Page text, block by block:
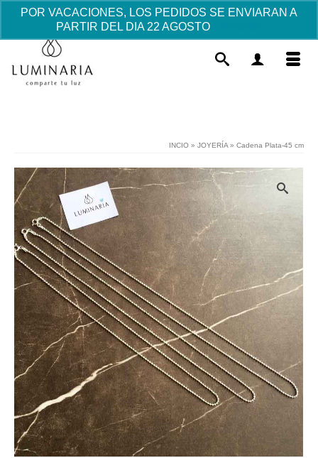
POR VACACIONES, LOS PEDIDOS SE ENVIARAN A
PARTIR DEL DIA 22 AGOSTO
INCIO » JOYERÍA » Cadena Plata-45 cm
Pulsera Cruz de plata Cuadrada -
Mediana (Joven)
38.00 AÑADIR